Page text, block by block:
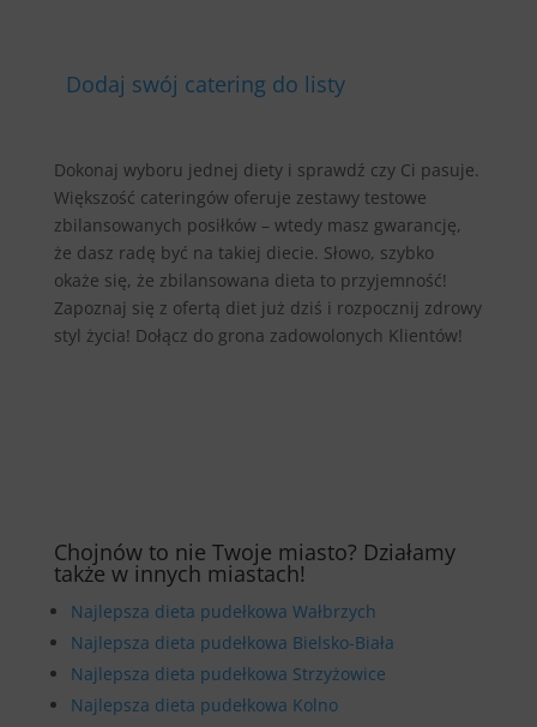
Dodaj swój catering do listy
Dokonaj wyboru jednej diety i sprawdź czy Ci pasuje.
Większość cateringów oferuje zestawy testowe
zbilansowanych posiłków – wtedy masz gwarancję,
że dasz radę być na takiej diecie. Słowo, szybko
okaże się, że zbilansowana dieta to przyjemność!
Zapoznaj się z ofertą diet już dziś i rozpocznij zdrowy
styl życia! Dołącz do grona zadowolonych Klientów!
Chojnów to nie Twoje miasto? Działamy
także w innych miastach!
Najlepsza dieta pudełkowa Wałbrzych
Najlepsza dieta pudełkowa Bielsko-Biała
Najlepsza dieta pudełkowa Strzyżowice
Najlepsza dieta pudełkowa Kolno